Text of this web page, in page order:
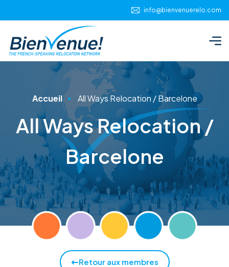
info@bienvenuerelo.com
Accueil All Ways Relocation / Barcelone
All Ways Relocation /
Barcelone
Retour aux membres